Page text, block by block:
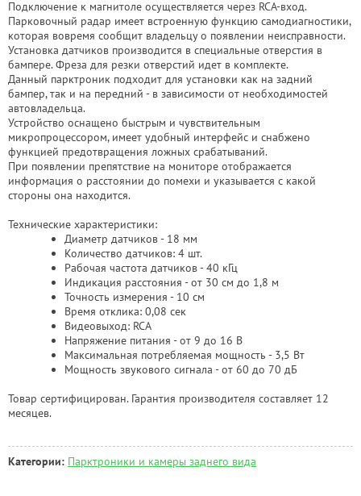
Подключение к магнитоле осуществляется через RCA-вход.
Парковочный радар имеет встроенную функцию самодиагностики,
которая вовремя сообщит владельцу о появлении неисправности.
Установка датчиков производится в специальные отверстия в
бампере. Фреза для резки отверстий идет в комплекте.
Данный парктроник подходит для установки как на задний
бампер, так и на передний - в зависимости от необходимостей
автовладельца.
Устройство оснащено быстрым и чувствительным
микропроцессором, имеет удобный интерфейс и снабжено
функцией предотвращения ложных срабатываний.
При появлении препятствие на мониторе отображается
информация о расстоянии до помехи и указывается с какой
стороны она находится.
Технические характеристики:
Диаметр датчиков - 18 мм
Количество датчиков: 4 шт.
Рабочая частота датчиков - 40 кГц
Индикация расстояния - от 30 см до 1,8 м
Точность измерения - 10 см
Время отклика: 0,08 сек
Видеовыход: RCA
Напряжение питания - от 9 до 16 В
Максимальная потребляемая мощность - 3,5 Вт
Мощность звукового сигнала - от 60 до 70 дБ
Товар сертифицирован. Гарантия производителя составляет 12
месяцев.
Категории: Парктроники и камеры заднего вида